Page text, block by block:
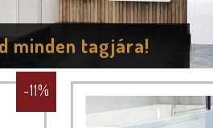
minden tagjára!
-11%